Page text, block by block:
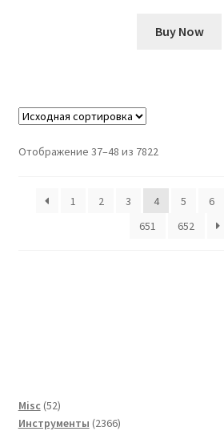
Buy Now
Отображение 37–48 из 7822
1 2 3 4 5 6
651
652
Misc 5252
товара
Инструменты 23662366